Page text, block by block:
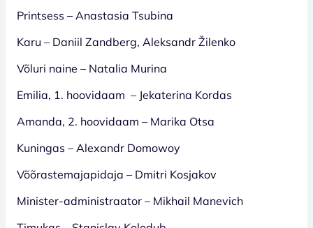
Printsess – Anastasia Tsubina
Karu – Daniil Zandberg, Aleksandr Žilenko
Võluri naine – Natalia Murina
Emilia, 1. hoovidaam – Jekaterina Kordas
Amanda, 2. hoovidaam – Marika Otsa
Kuningas – Alexandr Domowoy
Võõrastemajapidaja – Dmitri Kosjakov
Minister-administraator – Mikhail Manevich